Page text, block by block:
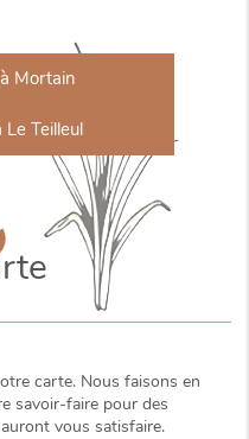
Mortain
Teilleul
carte. Nous faisons en
savoir-faire pour des
vous satisfaire.